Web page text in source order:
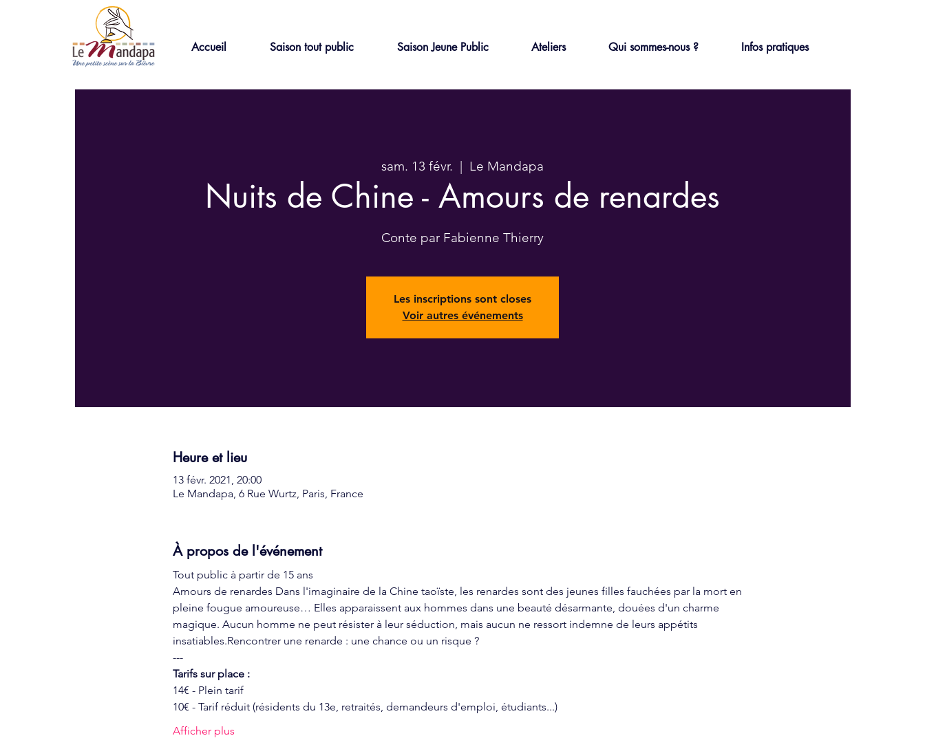
Accueil Saison tout public Saison Jeune Public Ateliers Qui sommes-nous ? Infos pratiques
sam. 13 févr.
  |
Le Mandapa
Nuits de Chine - Amours de renardes
Conte par Fabienne Thierry
Les inscriptions sont closes
Voir autres événements
Heure et lieu
13 févr. 2021, 20:00
Le Mandapa, 6 Rue Wurtz, Paris, France
À propos de l'événement
Tout public à partir de 15 ans
Amours de renardes Dans l'imaginaire de la Chine taoïste, les renardes sont des jeunes filles fauchées par la mort en
pleine fougue amoureuse… Elles apparaissent aux hommes dans une beauté désarmante, douées d'un charme
magique. Aucun homme ne peut résister à leur séduction, mais aucun ne ressort indemne de leurs appétits
insatiables.Rencontrer une renarde : une chance ou un risque ?
---
Tarifs sur place :
14€ - Plein tarif
10€ - Tarif réduit (résidents du 13e, retraités, demandeurs d'emploi, étudiants...)
Afficher plus